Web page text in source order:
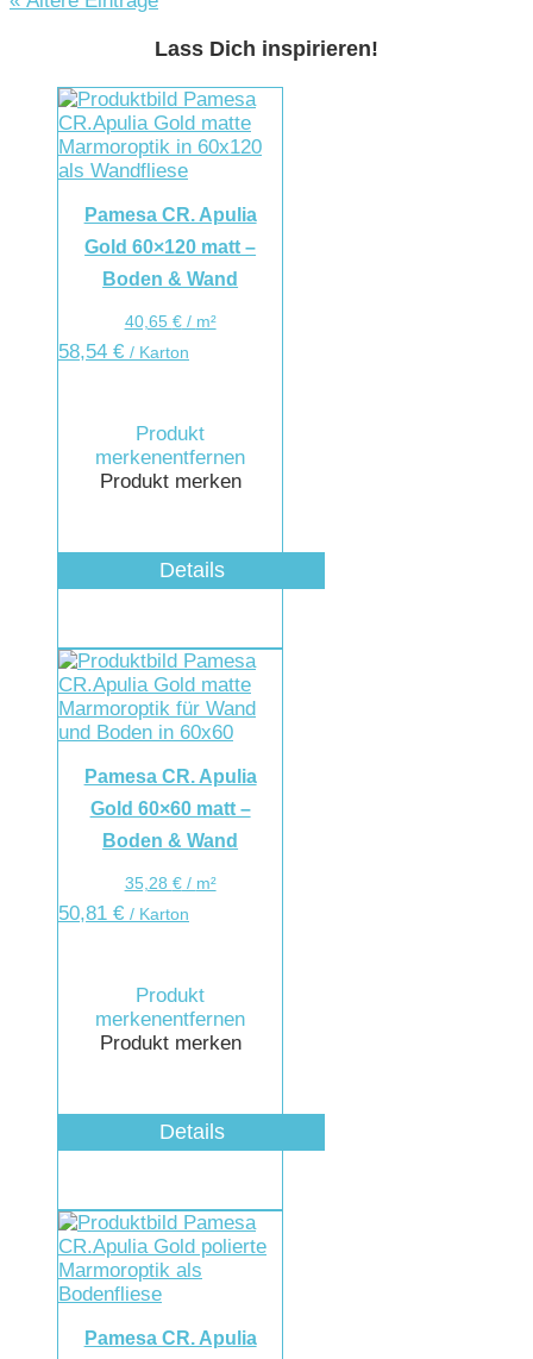
Lass Dich inspirieren!
Pamesa CR. Apulia
Gold 60×120 matt –
Boden & Wand
40,65 €/ m²
58,54 € / Karton
Produkt
merkenentfernen
Produkt merken
Details
Pamesa CR. Apulia
Gold 60×60 matt –
Boden & Wand
35,28 €/ m²
50,81 € / Karton
Produkt
merkenentfernen
Produkt merken
Details
Pamesa CR. Apulia